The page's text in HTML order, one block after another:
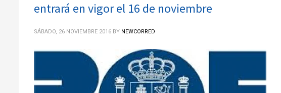
entrará en vigor el 16 de noviembre
SÁBADO, 26 NOVIEMBRE 2016 BY NEWCORRED